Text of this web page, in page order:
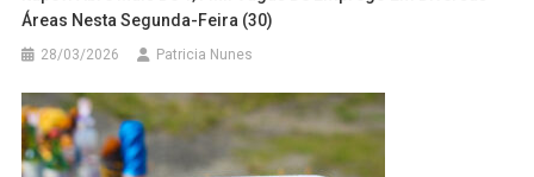
Áreas Nesta Segunda-Feira (30)
28/03/2026 Patricia Nunes